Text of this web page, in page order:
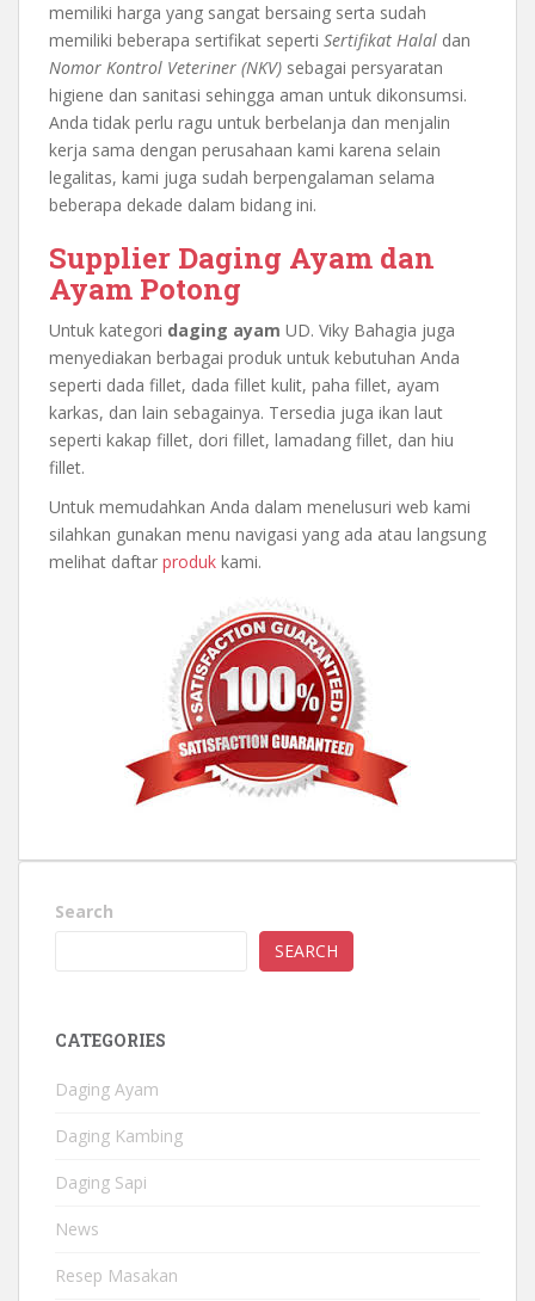
memiliki harga yang sangat bersaing serta sudah
memiliki beberapa sertifikat seperti Sertifikat Halal dan
Nomor Kontrol Veteriner (NKV) sebagai persyaratan
higiene dan sanitasi sehingga aman untuk dikonsumsi.
Anda tidak perlu ragu untuk berbelanja dan menjalin
kerja sama dengan perusahaan kami karena selain
legalitas, kami juga sudah berpengalaman selama
beberapa dekade dalam bidang ini.
Supplier Daging Ayam dan
Ayam Potong
Untuk kategori daging ayam UD. Viky Bahagia juga
menyediakan berbagai produk untuk kebutuhan Anda
seperti dada fillet, dada fillet kulit, paha fillet, ayam
karkas, dan lain sebagainya. Tersedia juga ikan laut
seperti kakap fillet, dori fillet, lamadang fillet, dan hiu
fillet.
Untuk memudahkan Anda dalam menelusuri web kami
silahkan gunakan menu navigasi yang ada atau langsung
melihat daftar produk kami.
Search
SEARCH
CATEGORIES
Daging Ayam
Daging Kambing
Daging Sapi
News
Resep Masakan